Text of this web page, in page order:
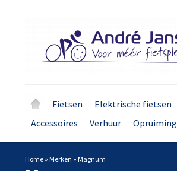
Fietsen Elektrische fietsen
Accessoires
Verhuur Opruiming
Home » Merken » Magnum